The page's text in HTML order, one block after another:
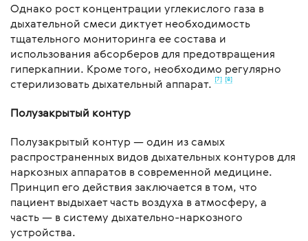
Однако рост концентрации углекислого газа в
дыхательной смеси диктует необходимость
тщательного мониторинга ее состава и
использования абсорберов для предотвращения
гиперкапнии. Кроме того, необходимо регулярно
стерилизовать дыхательный аппарат. [7] [8]
Полузакрытый контур
Полузакрытый контур — один из самых
распространенных видов дыхательных контуров для
наркозных аппаратов в современной медицине.
Принцип его действия заключается в том, что
пациент выдыхает часть воздуха в атмосферу, а
часть — в систему дыхательно-наркозного
устройства.